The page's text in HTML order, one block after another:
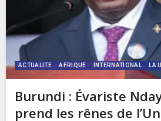
ACTUALITE AFRIQUE INTERNATIONAL LA
Burundi : Évariste
prend les rênes de